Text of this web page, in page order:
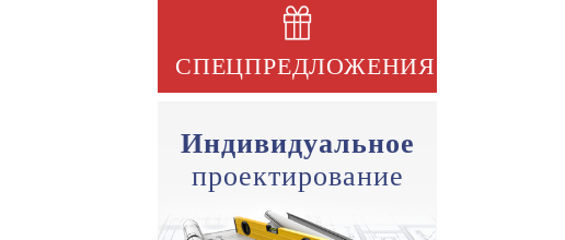
СПЕЦПРЕДЛОЖЕНИЯ
Индивидуальное
проектирование